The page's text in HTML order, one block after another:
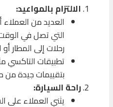
الالتزام بالمواعيد:
العديد من
التي تصل في
رحلات إلى المطار
بتقييمات جيدة
راحة السيارة:
يثني العملاء على